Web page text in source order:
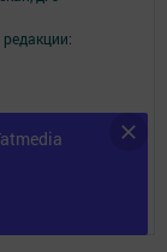
сервисов и
браузера.